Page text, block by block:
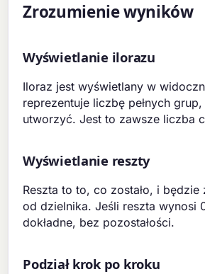
Zrozumienie wyników
Wyświetlanie ilorazu
Iloraz jest wyświetlany w
reprezentuje liczbę pełnych
utworzyć. Jest to zawsze liczba
Wyświetlanie reszty
Reszta to to, co zostało, i będzie
od dzielnika. Jeśli reszta wynosi
dokładne, bez pozostałości.
Podział krok po kroku